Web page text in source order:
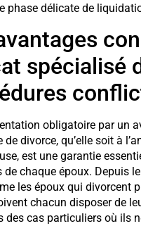
phase délicate de
spécialisé
obligatoire par un
de divorce, qu’elle soit à
est une garantie
de chaque époux. Depuis
les époux qui divorcent
chacun disposer de
des cas particuliers où ils